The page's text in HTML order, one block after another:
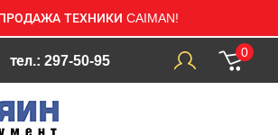
ТЕХНИКИ CAIMAN!
тел.: 297-50-95
0